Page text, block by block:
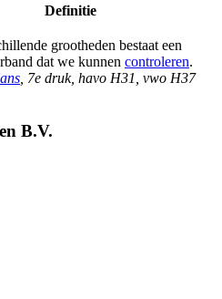
Definitie
grootheden bestaat een
dat we kunnen controleren.
, 7e druk, havo H31, vwo H37
B.V.